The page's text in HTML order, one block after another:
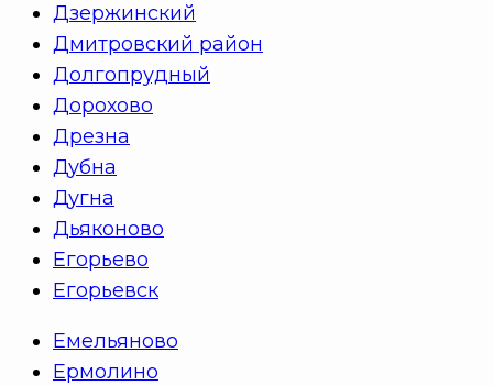
Дзержинский
Дмитровский район
Долгопрудный
Дорохово
Дрезна
Дубна
Дугна
Дьяконово
Егорьево
Егорьевск
Емельяново
Ермолино